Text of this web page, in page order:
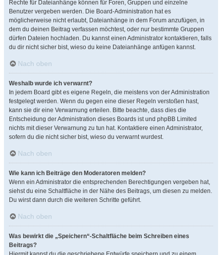
Rechte für Dateianhänge können für Foren, Gruppen und einzelne
Benutzer vergeben werden. Die Board-Administration hat es
möglicherweise nicht erlaubt, Dateianhänge in dem Forum anzufügen, in
dem du deinen Beitrag verfassen möchtest, oder nur bestimmte Gruppen
dürfen Dateien hochladen. Du kannst einen Administrator kontaktieren, falls
du dir nicht sicher bist, wieso du keine Dateianhänge anfügen kannst.
Nach oben
Weshalb wurde ich verwarnt?
In jedem Board gibt es eigene Regeln, die meistens von der Administration
festgelegt werden. Wenn du gegen eine dieser Regeln verstoßen hast,
kann sie dir eine Verwarnung erteilen. Bitte beachte, dass dies die
Entscheidung der Administration dieses Boards ist und phpBB Limited
nichts mit dieser Verwarnung zu tun hat. Kontaktiere einen Administrator,
sofern du die nicht sicher bist, wieso du verwarnt wurdest.
Nach oben
Wie kann ich Beiträge den Moderatoren melden?
Wenn ein Administrator die entsprechenden Berechtigungen vergeben hat,
siehst du eine Schaltfläche in der Nähe des Beitrags, um diesen zu melden.
Du wirst dann durch die weiteren Schritte geführt.
Nach oben
Was bewirkt die „Speichern“-Schaltfläche beim Schreiben eines
Beitrags?